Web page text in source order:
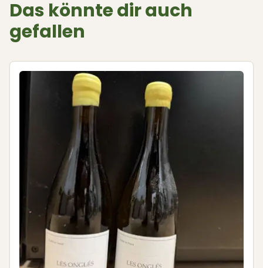
Das könnte dir auch
gefallen